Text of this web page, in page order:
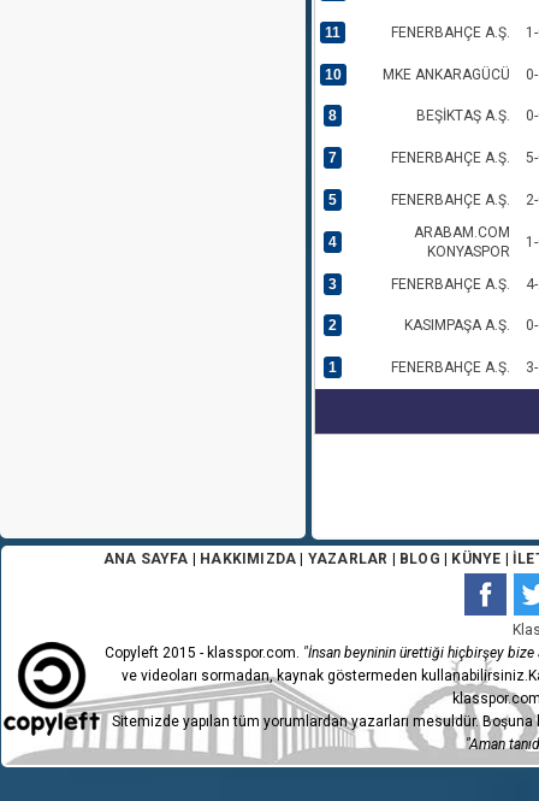
11 FENERBAHÇE A.Ş.
10 MKE ANKARAGÜCÜ
8 BEŞİKTAŞ A.Ş.
7 FENERBAHÇE A.Ş.
5 FENERBAHÇE A.Ş.
4
ARABAM.COM
KONYASPOR
3 FENERBAHÇE A.Ş.
2 KASIMPAŞA A.Ş.
1 FENERBAHÇE A.Ş.
ANA SAYFA HAKKIMIZDA YAZARLAR BLOG KÜNYE
Copyleft 2015 - klasspor.com. "İnsan beyninin ürettiği hiçbirşey bize
ve videoları sormadan, kaynak göstermeden
Sitemizde yapılan tüm yorumlardan yazarları mesuldür.
"Aman